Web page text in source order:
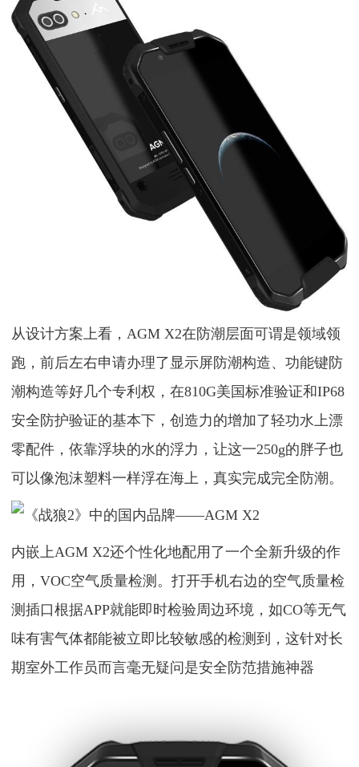
从设计方案上看，AGM X2在防潮层面可谓是领域领
跑，前后左右申请办理了显示屏防潮构造、功能键防
潮构造等好几个专利权，在810G美国标准验证和IP68
安全防护验证的基本下，创造力的增加了轻功水上漂
零配件，依靠浮块的水的浮力，让这一250g的胖子也
可以像泡沫塑料一样浮在海上，真实完成完全防潮。
内嵌上AGM X2还个性化地配用了一个全新升级的作
用，VOC空气质量检测。打开手机右边的空气质量检
测插口根据APP就能即时检验周边环境，如CO等无气
味有害气体都能被立即比较敏感的检测到，这针对长
期室外工作员而言毫无疑问是安全防范措施神器